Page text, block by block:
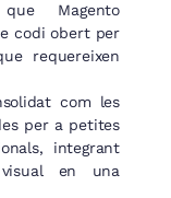
Magento
codi obert per
requereixen
com les
per a petites
integrant
en una